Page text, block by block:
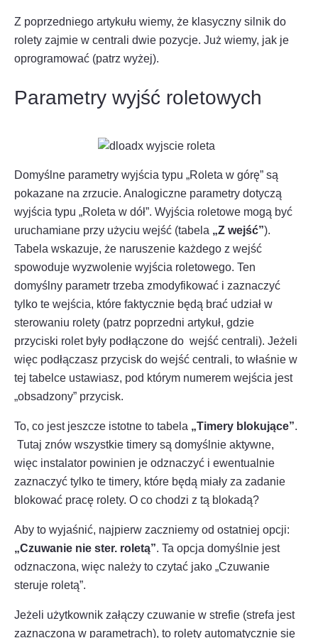
Z poprzedniego artykułu wiemy, że klasyczny silnik do
rolety zajmie w centrali dwie pozycje. Już wiemy, jak je
oprogramować (patrz wyżej).
Parametry wyjść roletowych
Domyślne parametry wyjścia typu „Roleta w górę” są
pokazane na zrzucie. Analogiczne parametry dotyczą
wyjścia typu „Roleta w dół”. Wyjścia roletowe mogą być
uruchamiane przy użyciu wejść (tabela „Z wejść”).
Tabela wskazuje, że naruszenie każdego z wejść
spowoduje wyzwolenie wyjścia roletowego. Ten
domyślny parametr trzeba zmodyfikować i zaznaczyć
tylko te wejścia, które faktycznie będą brać udział w
sterowaniu rolety (patrz poprzedni artykuł, gdzie
przyciski rolet były podłączone do wejść centrali). Jeżeli
więc podłączasz przycisk do wejść centrali, to właśnie w
tej tabelce ustawiasz, pod którym numerem wejścia jest
„obsadzony” przycisk.
To, co jest jeszcze istotne to tabela „Timery blokujące”.
Tutaj znów wszystkie timery są domyślnie aktywne,
więc instalator powinien je odznaczyć i ewentualnie
zaznaczyć tylko te timery, które będą miały za zadanie
blokować pracę rolety. O co chodzi z tą blokadą?
Aby to wyjaśnić, najpierw zaczniemy od ostatniej opcji:
„Czuwanie nie ster. roletą”. Ta opcja domyślnie jest
odznaczona, więc należy to czytać jako „Czuwanie
steruje roletą”.
Jeżeli użytkownik załączy czuwanie w strefie (strefa jest
zaznaczona w parametrach), to rolety automatycznie się